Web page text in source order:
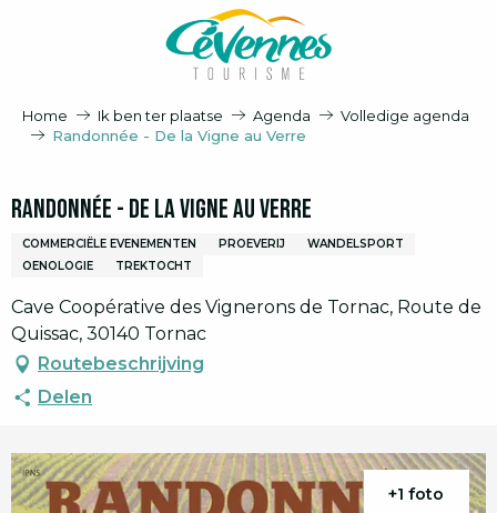
Home Ik ben ter plaatse Agenda
Volledige agenda
Randonnée - De la Vigne au Verre
Randonnée - De la Vigne au Verre
COMMERCIËLE EVENEMENTEN PROEVERIJ
WANDELSPORT
OENOLOGIE
TREKTOCHT
Cave Coopérative des Vignerons de Tornac, Route de
Quissac, 30140 Tornac
Routebeschrijving
Delen
+1 foto